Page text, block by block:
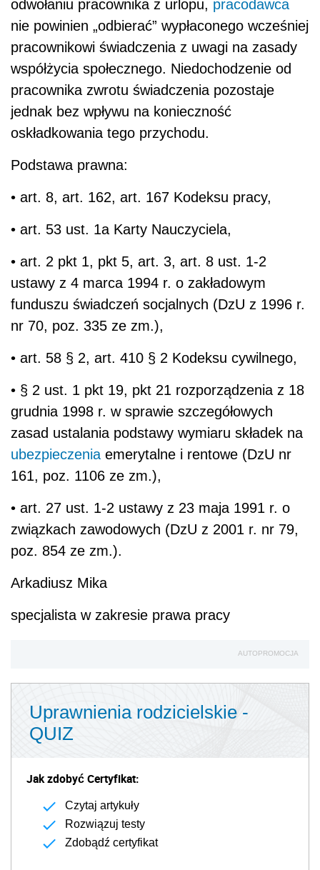
odwołaniu pracownika z urlopu, pracodawca
nie powinien „odbierać” wypłaconego wcześniej
pracownikowi świadczenia z uwagi na zasady
współżycia społecznego. Niedochodzenie od
pracownika zwrotu świadczenia pozostaje
jednak bez wpływu na konieczność
oskładkowania tego przychodu.
Podstawa prawna:
• art. 8, art. 162, art. 167 Kodeksu pracy,
• art. 53 ust. 1a Karty Nauczyciela,
• art. 2 pkt 1, pkt 5, art. 3, art. 8 ust. 1-2
ustawy z 4 marca 1994 r. o zakładowym
funduszu świadczeń socjalnych (DzU z 1996 r.
nr 70, poz. 335 ze zm.),
• art. 58 § 2, art. 410 § 2 Kodeksu cywilnego,
• § 2 ust. 1 pkt 19, pkt 21 rozporządzenia z 18
grudnia 1998 r. w sprawie szczegółowych
zasad ustalania podstawy wymiaru składek na
ubezpieczenia emerytalne i rentowe (DzU nr
161, poz. 1106 ze zm.),
• art. 27 ust. 1-2 ustawy z 23 maja 1991 r. o
związkach zawodowych (DzU z 2001 r. nr 79,
poz. 854 ze zm.).
Arkadiusz Mika
specjalista w zakresie prawa pracy
AUTOPROMOCJA
Uprawnienia rodzicielskie -
QUIZ
Jak zdobyć Certyfikat:
Czytaj artykuły
Rozwiązuj testy
Zdobądź certyfikat